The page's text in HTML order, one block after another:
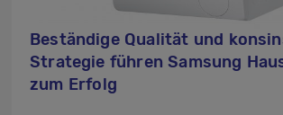
Beständige Qualität und
Strategie führen Samsung
zum Erfolg